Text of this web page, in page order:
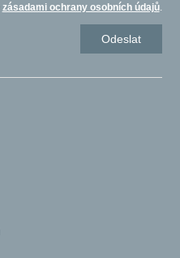
zásadami ochrany osobních údajů.